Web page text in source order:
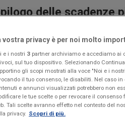
delle
per affrontarla
vostra privacy è per noi molto
e i nostri 3 partner archiviamo e accediamo ai
sul tuo dispositivo. Selezionando
gli scopi mostrati alla voce "Noi e i
il tuo consenso, le disabiliti. Nel caso
e annunci visualizzati potrebbero non
le tue scelte o per revocare il
Tali scelte avranno effetto nel contesto del
privacy. Scopri di più.